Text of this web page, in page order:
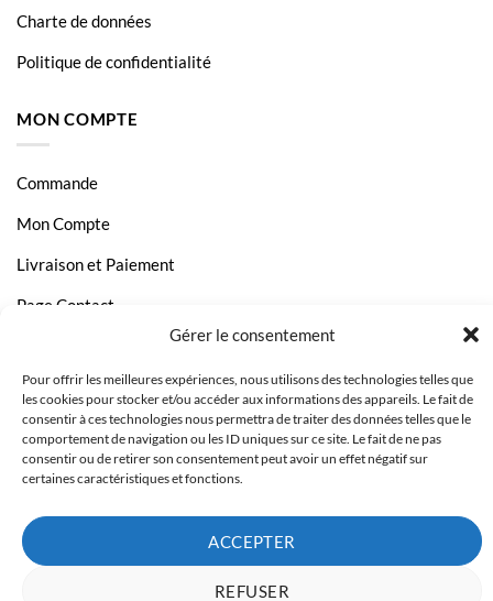
Gérer le consentement
Pour offrir les meilleures expériences, nous utilisons des technologies telles que
les cookies pour stocker et/ou accéder aux informations des appareils. Le fait de
consentir à ces technologies nous permettra de traiter des données telles que le
comportement de navigation ou les ID uniques sur ce site. Le fait de ne pas
consentir ou de retirer son consentement peut avoir un effet négatif sur
certaines caractéristiques et fonctions.
ACCEPTER
REFUSER
HP Laserjet Pro MFP 4102FDN
HP Laserjet Pro MFP 4103DW
HP Laserjet Pro MFP 4103FDN
HP Laserjet Pro MFP 4103FDW
HP Laserjet Pro MFP 4104DW
HP Laserjet Pro MFP 4104FDN
HP Laserjet Pro MFP 4101
HP Laserjet Pro MFP 4101FDN
Charte de données
Politique de confidentialité
MON COMPTE
Commande
Mon Compte
Livraison et Paiement
Page Contact